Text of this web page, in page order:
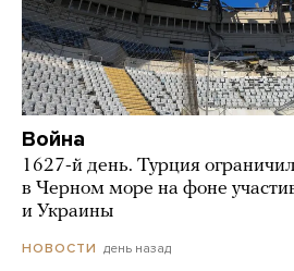
Война
1627-й день. Турция
в Черном море на фоне
и Украины
НОВОСТИ день назад